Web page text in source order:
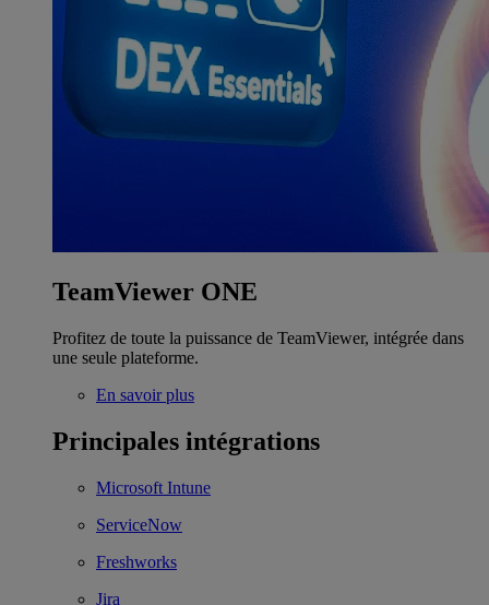
TeamViewer ONE
Profitez de toute la puissance de TeamViewer, intégrée dans
une seule plateforme.
En savoir plus
Principales intégrations
Microsoft Intune
ServiceNow
Freshworks
Jira